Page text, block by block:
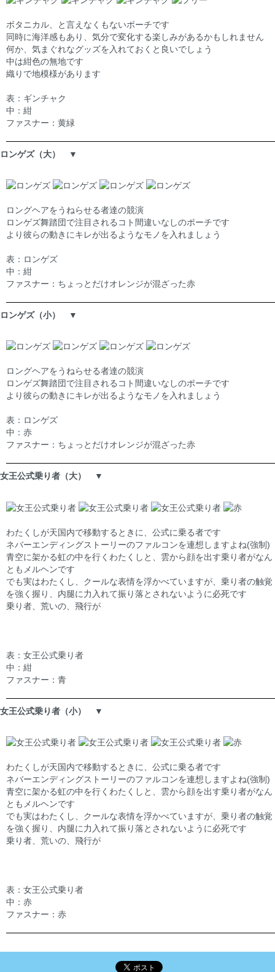
ボタニカル、と言えなくもないポーチです
同時に海洋感もあり、気分で変化する楽しみがあるかもしれません
何か、気まぐれなグッズを入れておくと良いでしょう
中は紺色の無地です
織りで地模様があります
表：ギンチャク
中：紺
ファスナー：黄緑
ロンゲズ（大） ▼
ロングヘアをうねらせる者達の競演
ロンゲズ舞踏団で注目されるコト間違いなしのポーチです
より彼らの動きにキレが出るようなモノを入れましょう
表：ロンゲズ
中：紺
ファスナー：ちょっとだけオレンジが混ざった赤
ロンゲズ（小） ▼
ロングヘアをうねらせる者達の競演
ロンゲズ舞踏団で注目されるコト間違いなしのポーチです
より彼らの動きにキレが出るようなモノを入れましょう
表：ロンゲズ
中：赤
ファスナー：ちょっとだけオレンジが混ざった赤
女王公式乗り者（大） ▼
わたくしが天国内で移動するときに、公式に乗る者です
ネバーエンディングストーリーのファルコンを連想しますよね(強制)
青空に架かる虹の中を行くわたくしと、雲から顔を出す乗り者がなん
ともメルヘンです
でも実はわたくし、クールな表情を浮かべていますが、乗り者の触覚
を強く握り、内腿に力入れて振り落とされないように必死です
乗り者、荒いの、飛行が
表：女王公式乗り者
中：紺
ファスナー：青
女王公式乗り者（小） ▼
わたくしが天国内で移動するときに、公式に乗る者です
ネバーエンディングストーリーのファルコンを連想しますよね(強制)
青空に架かる虹の中を行くわたくしと、雲から顔を出す乗り者がなん
ともメルヘンです
でも実はわたくし、クールな表情を浮かべていますが、乗り者の触覚
を強く握り、内腿に力入れて振り落とされないように必死です
乗り者、荒いの、飛行が
表：女王公式乗り者
中：赤
ファスナー：赤